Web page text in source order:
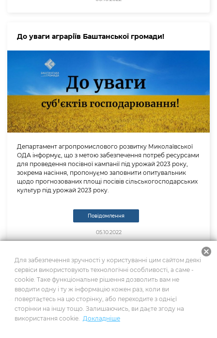
До уваги аграріїв Баштанської громади!
Департамент агропромислового розвитку Миколаївської
ОДА інформує, що з метою забезпечення потреб ресурсами
для проведення посівної кампанії під урожай 2023 року,
зокрема насіння, пропонуємо заповнити опитувальник
щодо прогнозованих площі посівів сільськогосподарських
культур під урожай 2023 року.
Повідомлення
05.10.2022
Уточнення Порядку бронювання
військовозобов’язаних
Для забезпечення зручності у користуванні цим сайтом деякі
сервіси використовують технологічні особливості, а саме -
cookie. Таке функціональне рішення дозволить вам не
вводити одну і ту ж інформацію кожен раз, коли ви
повертаєтесь на цю сторінку, або переходите з однієї
сторінки на іншу тощо. Залишаючись, ви даєте згоду на
використання cookie. Докладніше
cancel